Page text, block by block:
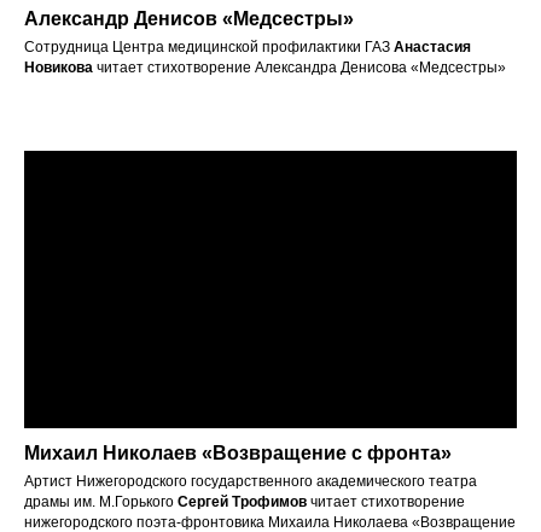
Александр Денисов «Медсестры»
Сотрудница Центра медицинской профилактики ГАЗ Анастасия
Новикова читает стихотворение Александра Денисова «Медсестры»
Михаил Николаев «Возвращение с фронта»
Артист Нижегородского государственного академического театра
драмы им. М.Горького Сергей Трофимов читает стихотворение
нижегородского поэта-фронтовика Михаила Николаева «Возвращение